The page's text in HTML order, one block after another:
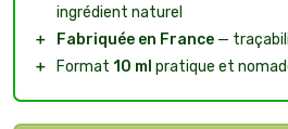
ingrédient naturel
＋
Fabriquée en France —
＋
Format 10 ml pratique et